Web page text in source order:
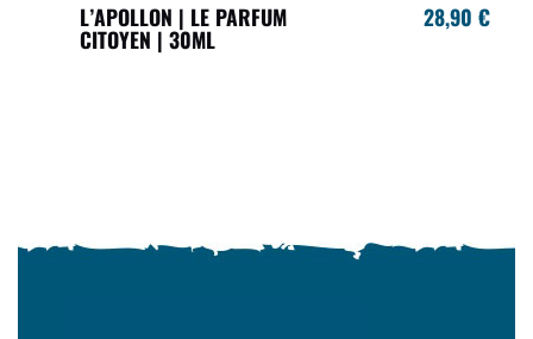
L’APOLLON | LE PARFUM
CITOYEN | 30ML
28,90 €